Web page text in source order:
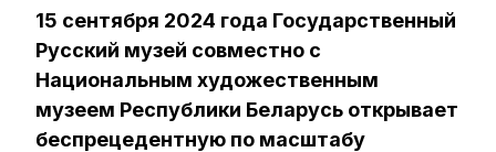
15 сентября 2024 года Государственный
Русский музей совместно с
Национальным художественным
музеем Республики Беларусь открывает
беспрецедентную по масштабу